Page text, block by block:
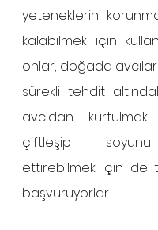
yeteneklerini
kalabilmek için
onlar, doğada
sürekli tehdit
avcıdan
çiftleşip
ettirebilmek için de
başvuruyorlar.